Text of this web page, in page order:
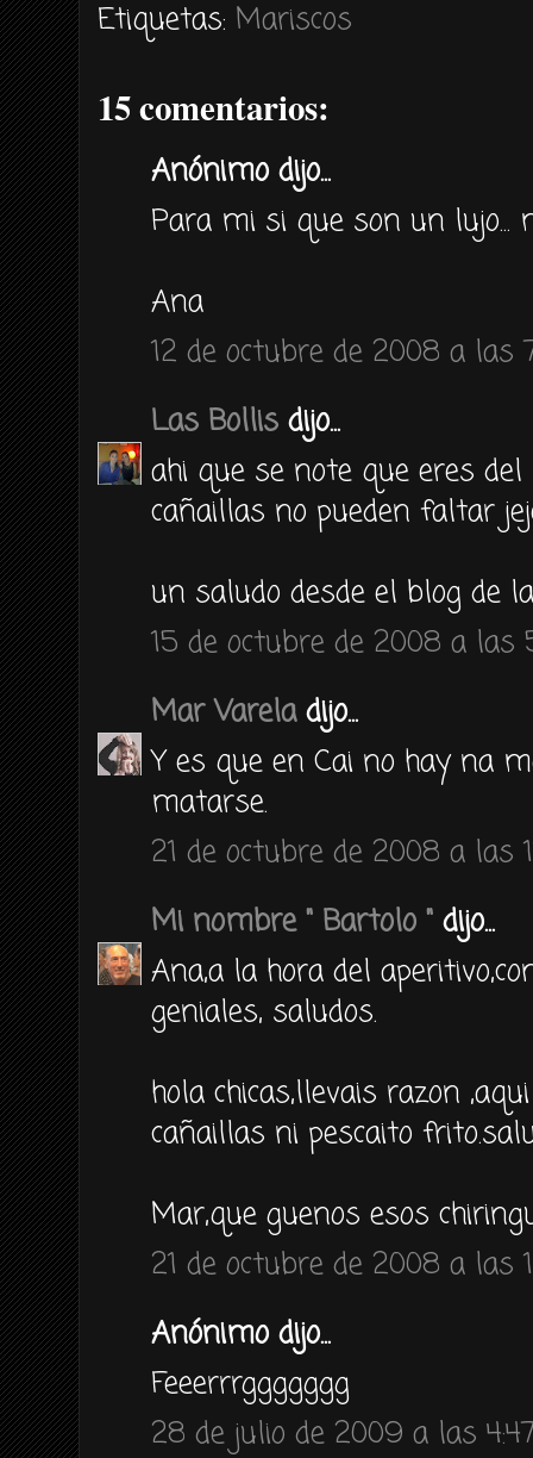
Etiquetas: Mariscos
15 comentarios:
Anónimo dijo...
Para mi si que son un lujo...
Ana
12 de octubre de 2008 a las
Las Bollis dijo...
ahi que se note que eres
cañaillas no pueden faltar
un saludo desde el blog de
15 de octubre de 2008 a las
Mar Vareladijo...
Y es que en Cai no hay na
matarse.
21 de octubre de 2008 a las
Mi nombre " Bartolo " dijo...
Ana,a la hora del
geniales, saludos.
hola chicas,llevais razon
cañaillas ni pescaito
Mar,que guenos esos
21 de octubre de 2008 a las
Anónimo dijo...
Feeerrrggggggg
28 de julio de 2009 a las